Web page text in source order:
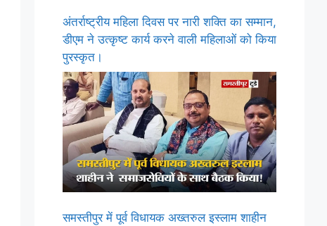
अंतर्राष्ट्रीय महिला दिवस पर नारी शक्ति का सम्मान,
डीएम ने उत्कृष्ट कार्य करने वाली महिलाओं को किया
पुरस्कृत।
समस्तीपुर में पूर्व विधायक अख्तरुल इस्लाम शाहीन